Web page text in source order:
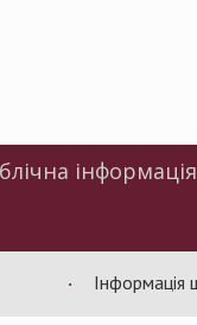
інформація
Інформація